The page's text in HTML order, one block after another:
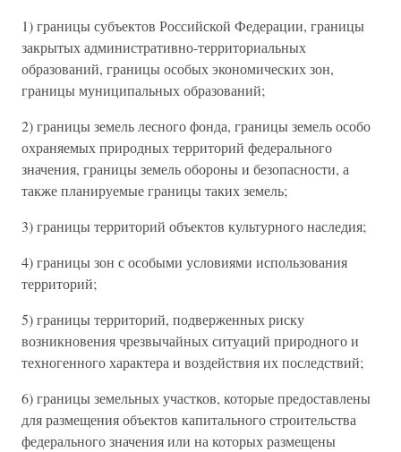
1) границы субъектов Российской Федерации, границы
закрытых административно-территориальных
образований, границы особых экономических зон,
границы муниципальных образований;
2) границы земель лесного фонда, границы земель особо
охраняемых природных территорий федерального
значения, границы земель обороны и безопасности, а
также планируемые границы таких земель;
3) границы территорий объектов культурного наследия;
4) границы зон с особыми условиями использования
территорий;
5) границы территорий, подверженных риску
возникновения чрезвычайных ситуаций природного и
техногенного характера и воздействия их последствий;
6) границы земельных участков, которые предоставлены
для размещения объектов капитального строительства
федерального значения или на которых размещены